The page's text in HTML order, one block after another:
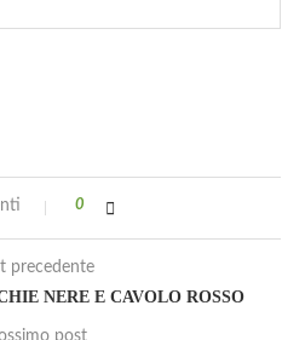
0
precedente
NERE E CAVOLO ROSSO
post